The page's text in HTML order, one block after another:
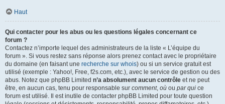
Haut
Qui contacter pour les abus ou les questions légales concernant ce
forum ?
Contactez n’importe lequel des administrateurs de la liste « L’équipe du
forum ». Si vous restez sans réponse alors prenez contact avec le propriétaire
du domaine (en faisant une recherche sur whois) ou si un service gratuit est
utilisé (exemple : Yahoo!, Free, f2s.com, etc.), avec le service de gestion ou des
abus. Notez que phpBB Limited n’a absolument aucun contrôle et ne peut
être, en aucun cas, tenu pour responsable sur comment, où ou par qui ce
forum est utilisé. Il est inutile de contacter phpBB Limited pour toute question